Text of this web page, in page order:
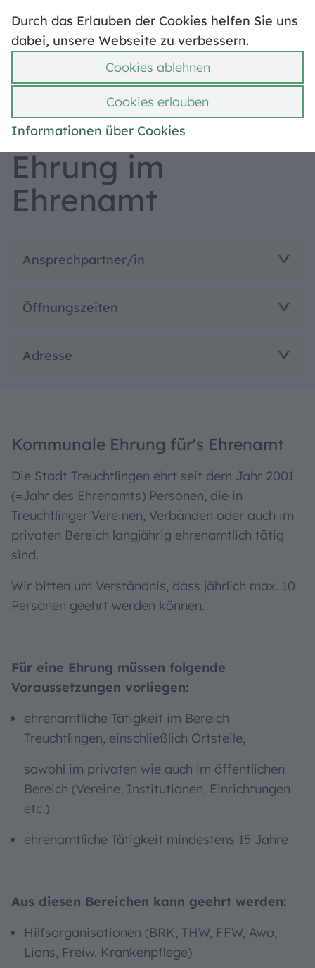
Durch das Erlauben der Cookies helfen Sie uns
dabei, unsere Webseite zu verbessern.
Cookies ablehnen
Informationen über Cookies
Cookies erlauben
Hilfe
Stellenangebote
Mängelmelder
Ummeldung
Bebauungspläne
Politik & Verwaltung
Geschichte & Ehrungen
Ehrung im
Ehrenamt
Ansprechpartner/in
Öffnungszeiten
Adresse
Kommunale Ehrung für's Ehrenamt
Die Stadt Treuchtlingen ehrt seit dem Jahr 2001
(=Jahr des Ehrenamts) Personen, die in
Treuchtlinger Vereinen, Verbänden oder auch im
privaten Bereich langjährig ehrenamtlich tätig
sind.
Wir bitten um Verständnis, dass jährlich max. 10
Personen geehrt werden können.
Für eine Ehrung müssen folgende
Voraussetzungen vorliegen:
ehrenamtliche Tätigkeit im Bereich
Treuchtlingen, einschließlich Ortsteile,
sowohl im privaten wie auch im öffentlichen
Bereich (Vereine, Institutionen, Einrichtungen
etc.)
ehrenamtliche Tätigkeit mindestens 15 Jahre
Aus diesen Bereichen kann geehrt werden:
Hilfsorganisationen (BRK, THW, FFW, Awo,
Lions, Freiw. Krankenpflege)